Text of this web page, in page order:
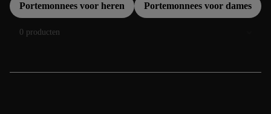
Portemonnees voor heren Portemonnees voor dames
0 producten